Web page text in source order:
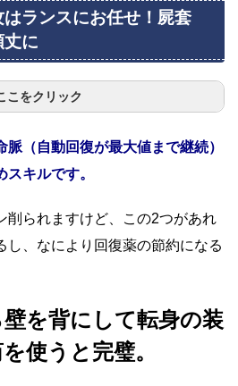
ランスにお任せ！屍套
丈に
こをクリック
（自動回復が最大値まで継続）
キルです。
削られますけど、この2つがあれ
し、なにより回復薬の節約になる
を背にして転身の装
使うと完璧。